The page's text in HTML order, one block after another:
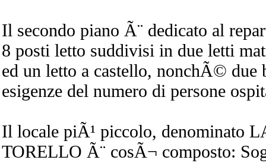
Il secondo piano Ã¨ dedicato al
8 posti letto suddivisi in due letti
ed un letto a castello, nonchÃ© due
esigenze del numero di persone
Il locale piÃ¹ piccolo, denominato
TORELLO Ã¨ cosÃ¬ composto: